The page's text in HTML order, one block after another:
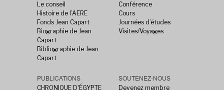
Le conseil
Histoire de l’AERE
Fonds Jean Capart
Biographie de Jean
Capart
Bibliographie de Jean
Capart
Conférence
Cours
Journées d’études
Visites/Voyages
PUBLICATIONS
CHRONIQUE D'ÉGYPTE
SOUTENEZ-NOUS
Devenez membre